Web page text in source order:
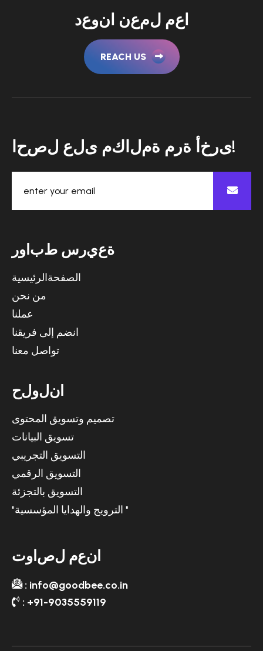
دعون نعمل مع
REACH US
حصل على مك لمة م رة أ خ رى!
رو بط س ريعة
الصفحةالرئيسية
من نحن
عملنا
انضم إلى فريقنا
تواصل معنا
حلولن
تصميم وتسويق المحتوى
تسويق البيانات
التسويق التجريبي
التسويق الرقمي
التسويق بالتجزئة
"الترويج والهدايا المؤسسية "
تو صل معن
: info@goodbee.co.in
: +91-9035559119